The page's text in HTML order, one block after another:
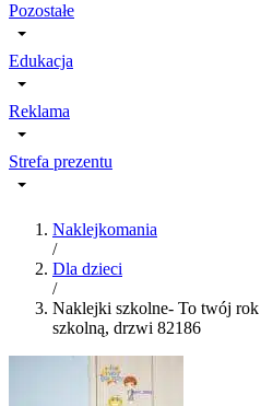
Pozostałe
Edukacja
Reklama
Strefa prezentu
Naklejkomania
/
Dla dzieci
/
Naklejki szkolne- To twój rok
szkolną, drzwi 82186